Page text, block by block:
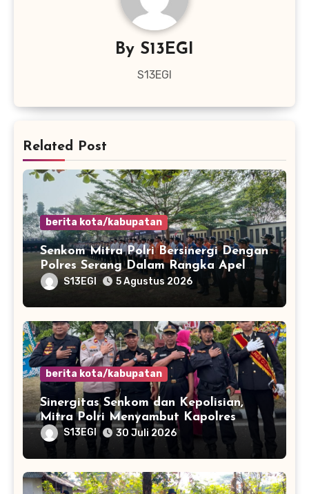
By S13EGI
S13EGI
Related Post
berita kota/kabupatan
Senkom Mitra Polri Bersinergi Dengan
Polres Serang Dalam Rangka Apel
Kesiapsiagaan Potensi Bencana
S13EGI 5 Agustus 2026
berita kota/kabupatan
Sinergitas Senkom dan Kepolisian,
Mitra Polri Menyambut Kapolres
Kota Cilegon Yang Baru
S13EGI 30 Juli 2026